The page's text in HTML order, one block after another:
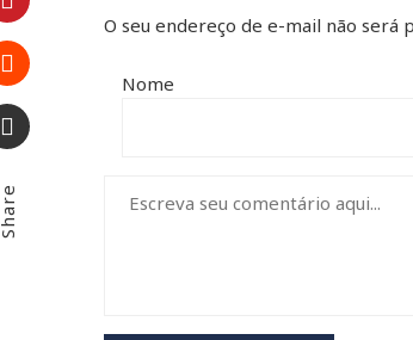
Pinterest
Stumbleupon
O seu endereço de e-mail não será
Nome